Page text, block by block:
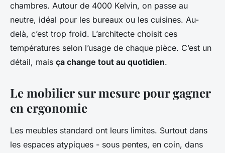
chambres. Autour de 4000 Kelvin, on passe au
neutre, idéal pour les bureaux ou les cuisines. Au-
delà, c’est trop froid. L’architecte choisit ces
températures selon l’usage de chaque pièce. C’est un
détail, mais ça change tout au quotidien.
Le mobilier sur mesure pour gagner
en ergonomie
Les meubles standard ont leurs limites. Surtout dans
les espaces atypiques - sous pentes, en coin, dans